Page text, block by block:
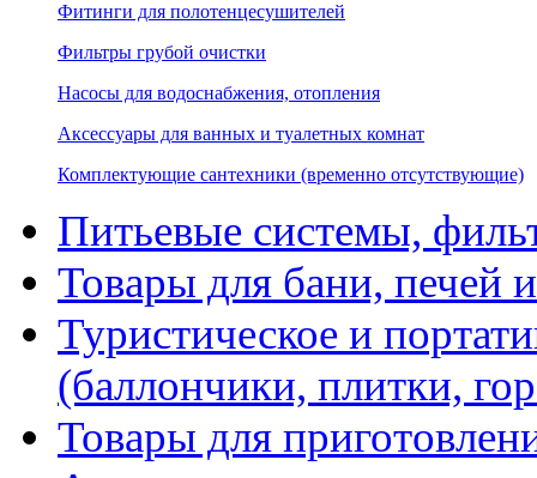
Фитинги для полотенцесушителей
Фильтры грубой очистки
Насосы для водоснабжения, отопления
Аксессуары для ванных и туалетных комнат
Комплектующие сантехники (временно отсутствующие)
Питьевые системы,
Товары для бани, печей
Туристическое и
(баллончики, плитки,
Товары для